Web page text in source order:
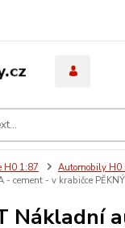
H0 1:87 Automobily H0
cement - v krabičce
Nákladní